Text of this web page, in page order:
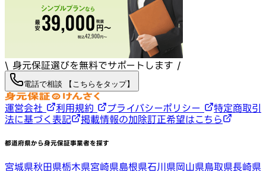
\ 身元保証選びを無料でサポートします /
電話で相談 【こちらをタップ】
運営会社 利用規約 プライバシーポリシー
特定商取引
法に基づく表記
掲載情報の加除訂正希望はこちら
都道府県から身元保証事業者を探す
宮城県秋田県栃木県宮崎県島根県石川県岡山県鳥取県長崎県